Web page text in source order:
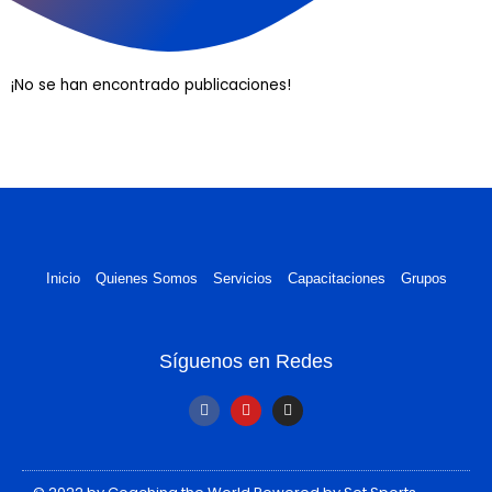
¡No se han encontrado publicaciones!
Inicio Quienes Somos Servicios Capacitaciones Grupos
Síguenos en Redes
F
a
c
o
Y
o
u
b
I
n
s
g